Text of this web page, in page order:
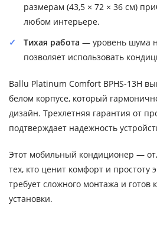
размерам (43,5 × 72 × 36 см)
любом интерьере.
Тихая работа — уровень шума
позволяет использовать
Ballu Platinum Comfort BPHS-13H
белом корпусе, который
дизайн. Трехлетняя гарантия от
подтверждает надежность
Этот мобильный кондиционер —
тех, кто ценит комфорт и простоту
требует сложного монтажа и готов
установки.